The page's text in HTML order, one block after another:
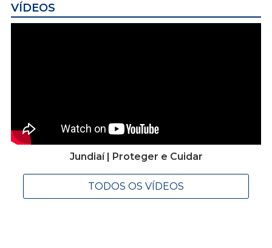
VÍDEOS
Jundiaí | Proteger e Cuidar
TODOS OS VÍDEOS